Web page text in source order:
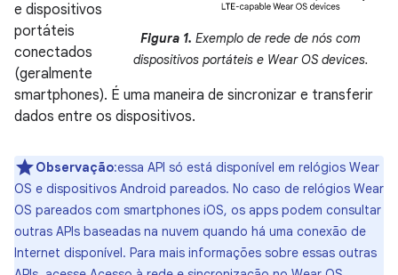
Figura 1. Exemplo de rede de nós com
dispositivos portáteis e Wear OS devices.
e dispositivos
portáteis
conectados
(geralmente
smartphones). É uma maneira de sincronizar e transferir
dados entre os dispositivos.
Observação:essa API só está disponível em relógios Wear
OS e dispositivos Android pareados. No caso de relógios Wear
OS pareados com smartphones iOS, os apps podem consultar
outras APIs baseadas na nuvem quando há uma conexão de
Internet disponível. Para mais informações sobre essas outras